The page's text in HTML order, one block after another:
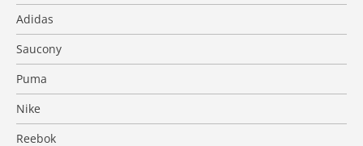
Adidas
Saucony
Puma
Nike
Reebok